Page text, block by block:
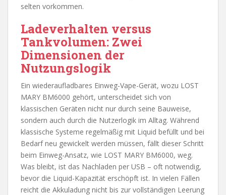
selten vorkommen.
Ladeverhalten versus
Tankvolumen: Zwei
Dimensionen der
Nutzungslogik
Ein wiederaufladbares Einweg-Vape-Gerät, wozu LOST
MARY BM6000 gehört, unterscheidet sich von
klassischen Geräten nicht nur durch seine Bauweise,
sondern auch durch die Nutzerlogik im Alltag. Während
klassische Systeme regelmäßig mit Liquid befüllt und bei
Bedarf neu gewickelt werden müssen, fällt dieser Schritt
beim Einweg-Ansatz, wie LOST MARY BM6000, weg.
Was bleibt, ist das Nachladen per USB – oft notwendig,
bevor die Liquid-Kapazität erschöpft ist. In vielen Fällen
reicht die Akkuladung nicht bis zur vollständigen Leerung